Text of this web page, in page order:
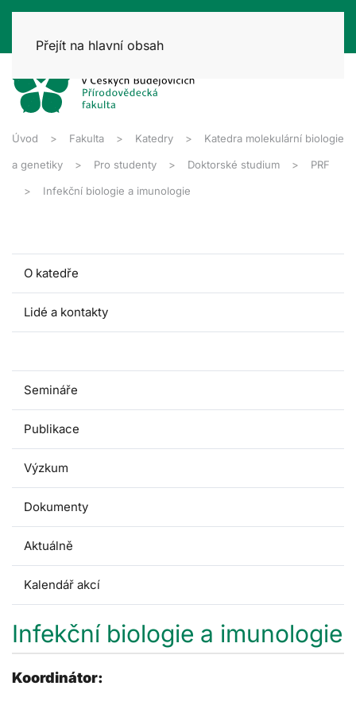
Přejít na hlavní obsah
Úvod Fakulta Katedry Katedra molekulární biologie
a genetiky Pro studenty Doktorské studium PRF
Infekční biologie a imunologie
O katedře
Lidé a kontakty
Semináře
Publikace
Výzkum
Dokumenty
Aktuálně
Kalendář akcí
Infekční biologie a imunologie
Koordinátor: